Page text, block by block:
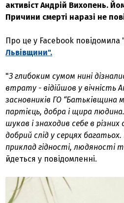
активіст Андрій Вихопень.
Причини смерті наразі не
Про це у Facebook повідомила
Львівщини".
"З глибоким сумом нині
втрату - відійшов у вічність
засновників ГО “Батьківщина
партієць, добра і щира
шукав і знаходив себе в
добрий слід у серцях
приклад гідності, людяності
йдеться у повідомленні.